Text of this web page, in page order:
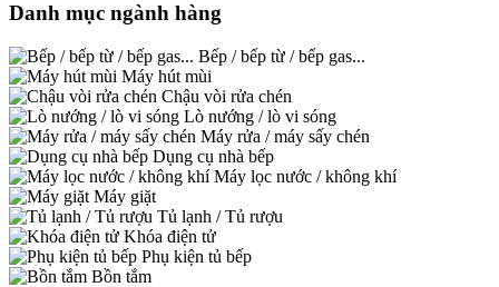
Danh mục ngành hàng
Bếp / bếp từ / bếp gas...
Máy hút mùi
Chậu vòi rửa chén
Lò nướng / lò vi sóng
Máy rửa / máy sấy chén
Dụng cụ nhà bếp
Máy lọc nước / không khí
Máy giặt
Tủ lạnh / Tủ rượu
Khóa điện tử
Phụ kiện tủ bếp
Bồn tắm